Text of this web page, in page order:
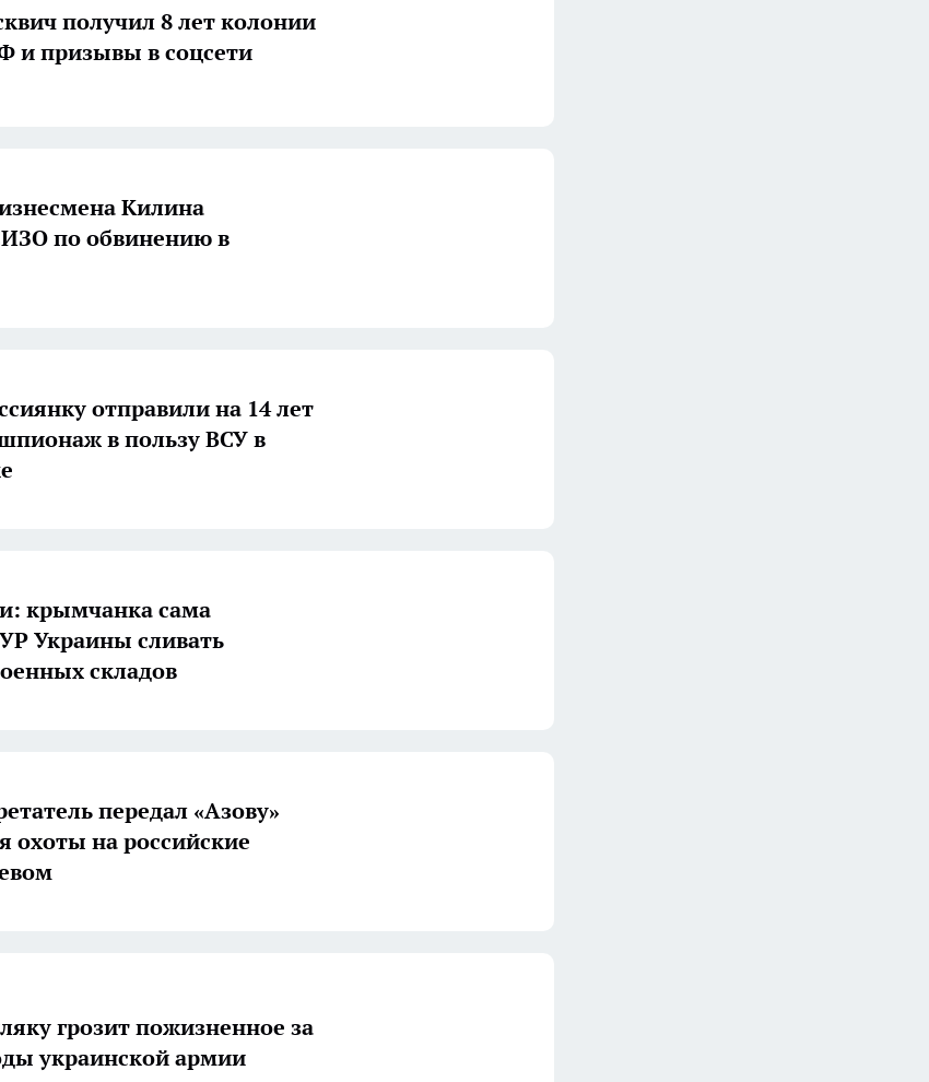
получил 8 лет колонии
и призывы в соцсети
Килина
по обвинению в
отправили на 14 лет
в пользу ВСУ в
крымчанка сама
Украины сливать
складов
передал «Азову»
охоты на российские
грозит пожизненное за
украинской армии